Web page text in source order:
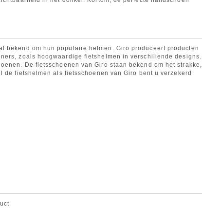
bekend om hun populaire helmen. Giro produceert producten
zoals hoogwaardige fietshelmen in verschillende designs.
De fietsschoenen van Giro staan bekend om het strakke,
fietshelmen als fietsschoenen van Giro bent u verzekerd